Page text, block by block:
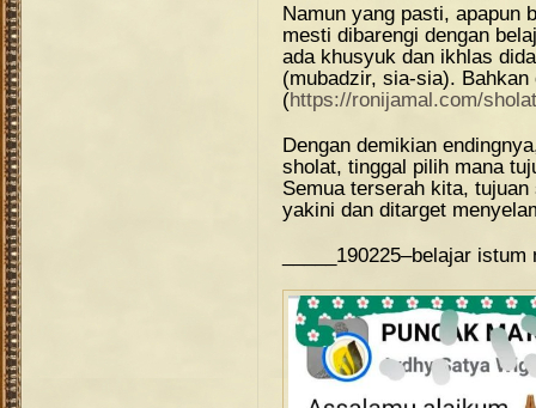
Namun yang pasti, apapun
mesti dibarengi dengan
ada khusyuk dan ikhlas
(mubadzir, sia-sia).
(https://ronijamal.com/
Dengan demikian
sholat, tinggal pilih mana
Semua terserah kita,
yakini dan ditarget
_____190225–belajar